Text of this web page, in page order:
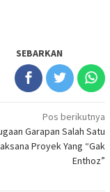
SEBARKAN
Pos berikutnya
Garapan Salah Satu
Proyek Yang “Gak
Enthoz”